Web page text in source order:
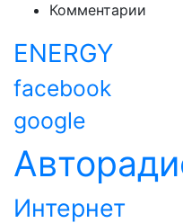
Комментарии
ENERGY
facebook
google
Интернет